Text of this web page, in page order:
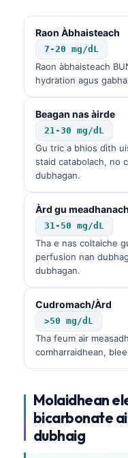
Raon Àbhaisteach
7-20 mg/dL
Raon àbhaisteach
hydration agus
Beagan nas àirde
21-30 mg/dL
Gu tric a bhios dìth
staid catabolach, no
dubhagan.
Àrd gu meadhanach
31-50 mg/dL
Tha e nas coltaiche
perfusion nan
dubhagan.
Cudromach/Àrd
>50 mg/dL
Tha feum air
comharraidhean,
Molaidhean
bicarbonate
dubhaig